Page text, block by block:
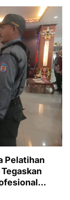
Pelatihan